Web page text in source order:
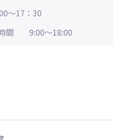
17：30
間
9:00～18:00